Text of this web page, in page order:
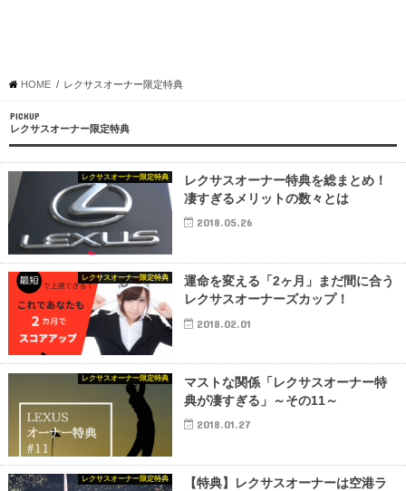
HOME レクサスオーナー限定特典
PICKUP
レクサスオーナー限定特典
レクサスオーナー限定特典
レクサスオーナー特典を総まとめ！
凄すぎるメリットの数々とは
2018.05.26
レクサスオーナー限定特典
運命を変える「2ヶ月」まだ間に合う
レクサスオーナーズカップ！
2018.02.01
レクサスオーナー限定特典
マストな関係「レクサスオーナー特
典が凄すぎる」～その11～
2018.01.27
レクサスオーナー限定特典
【特典】レクサスオーナーは空港ラ